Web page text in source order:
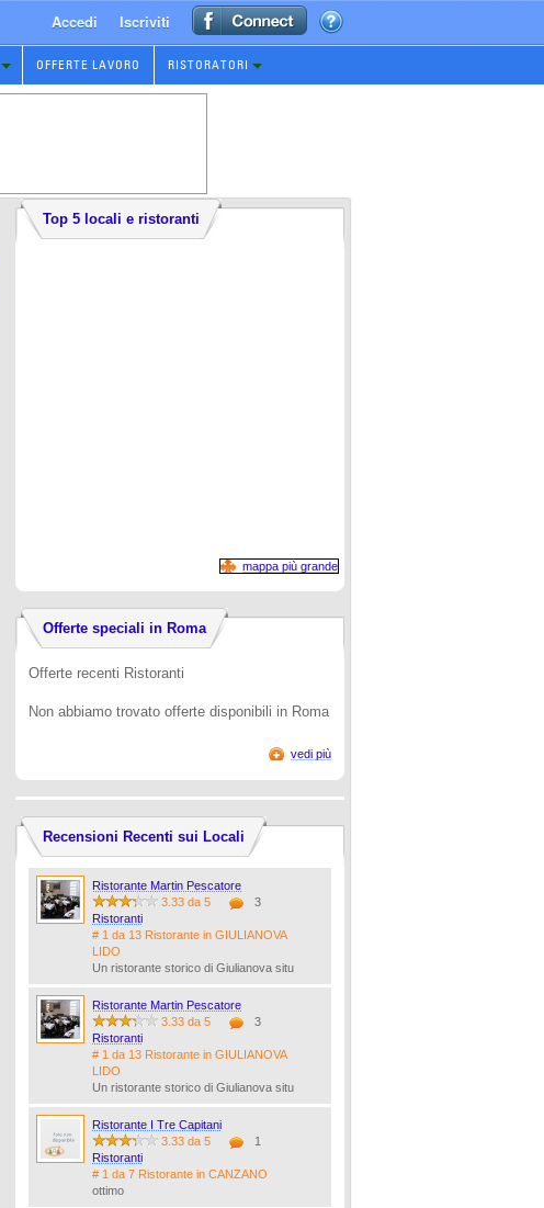
Accedi Iscriviti
OFFERTE LAVORO RISTORATORI
Top 5 locali e ristoranti
mappa più grande
Offerte speciali in Roma
Offerte recenti Ristoranti
Non abbiamo trovato offerte disponibili in Roma
vedi più
Recensioni Recenti sui Locali
Ristorante Martin Pescatore
3.33 da 5
3
Ristoranti
# 1 da 13 Ristorante in GIULIANOVA
LIDO
Un ristorante storico di Giulianova situ
Ristorante Martin Pescatore
3.33 da 5
3
Ristoranti
# 1 da 13 Ristorante in GIULIANOVA
LIDO
Un ristorante storico di Giulianova situ
Ristorante I Tre Capitani
3.33 da 5
1
Ristoranti
# 1 da 7 Ristorante in CANZANO
ottimo